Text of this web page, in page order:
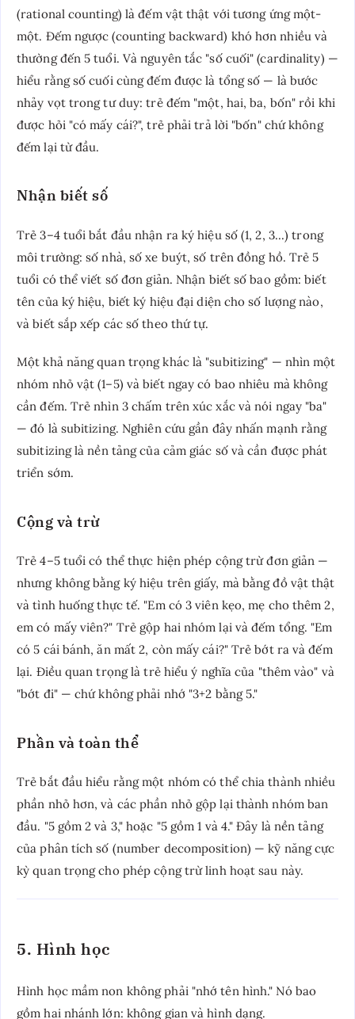
(rational counting) là đếm vật thật với tương ứng một-
một. Đếm ngược (counting backward) khó hơn nhiều và
thường đến 5 tuổi. Và nguyên tắc "số cuối" (cardinality) —
hiểu rằng số cuối cùng đếm được là tổng số — là bước
nhảy vọt trong tư duy: trẻ đếm "một, hai, ba, bốn" rồi khi
được hỏi "có mấy cái?", trẻ phải trả lời "bốn" chứ không
đếm lại từ đầu.
Nhận biết số
Trẻ 3–4 tuổi bắt đầu nhận ra ký hiệu số (1, 2, 3...) trong
môi trường: số nhà, số xe buýt, số trên đồng hồ. Trẻ 5
tuổi có thể viết số đơn giản. Nhận biết số bao gồm: biết
tên của ký hiệu, biết ký hiệu đại diện cho số lượng nào,
và biết sắp xếp các số theo thứ tự.
Một khả năng quan trọng khác là "subitizing" — nhìn một
nhóm nhỏ vật (1–5) và biết ngay có bao nhiêu mà không
cần đếm. Trẻ nhìn 3 chấm trên xúc xắc và nói ngay "ba"
— đó là subitizing. Nghiên cứu gần đây nhấn mạnh rằng
subitizing là nền tảng của cảm giác số và cần được phát
triển sớm.
Cộng và trừ
Trẻ 4–5 tuổi có thể thực hiện phép cộng trừ đơn giản —
nhưng không bằng ký hiệu trên giấy, mà bằng đồ vật thật
và tình huống thực tế. "Em có 3 viên kẹo, mẹ cho thêm 2,
em có mấy viên?" Trẻ gộp hai nhóm lại và đếm tổng. "Em
có 5 cái bánh, ăn mất 2, còn mấy cái?" Trẻ bớt ra và đếm
lại. Điều quan trọng là trẻ hiểu ý nghĩa của "thêm vào" và
"bớt đi" — chứ không phải nhớ "3+2 bằng 5."
Phần và toàn thể
Trẻ bắt đầu hiểu rằng một nhóm có thể chia thành nhiều
phần nhỏ hơn, và các phần nhỏ gộp lại thành nhóm ban
đầu. "5 gồm 2 và 3," hoặc "5 gồm 1 và 4." Đây là nền tảng
của phân tích số (number decomposition) — kỹ năng cực
kỳ quan trọng cho phép cộng trừ linh hoạt sau này.
5. Hình học
Hình học mầm non không phải "nhớ tên hình." Nó bao
gồm hai nhánh lớn: không gian và hình dạng.